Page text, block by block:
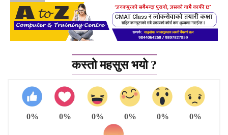
कस्तो महसुस भयो ?
0% 0% 0% 0% 0% 0%